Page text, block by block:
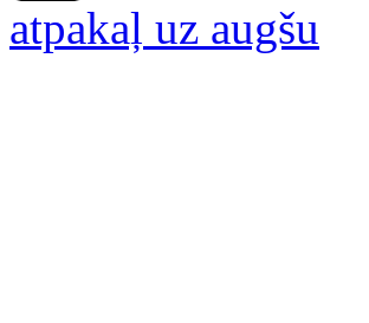
atpakaļ uz augšu